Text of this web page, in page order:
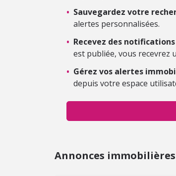
• Sauvegardez votre
alertes personnalisées.
• Recevez des notifications
est publiée, vous recevrez
• Gérez vos alertes
depuis votre espace
Annonces